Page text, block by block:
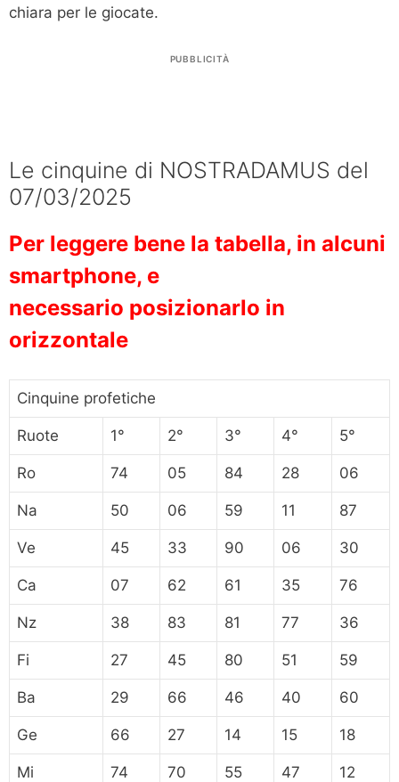
chiara per le giocate.
PUBBLICITÀ
Le cinquine di NOSTRADAMUS del
07/03/2025
Per leggere bene la tabella, in alcuni
smartphone, e
necessario posizionarlo in
orizzontale
Cinquine profetiche
Ruote 1° 2° 3° 4° 5°
Ro 74 05 84 28 06
Na 50 06 59 11 87
Ve 45 33 90 06 30
Ca 07 62 61 35 76
Nz 38 83 81 77 36
Fi 27 45 80 51 59
Ba 29 66 46 40 60
Ge 66 27 14 15 18
Mi 74 70 55 47 12